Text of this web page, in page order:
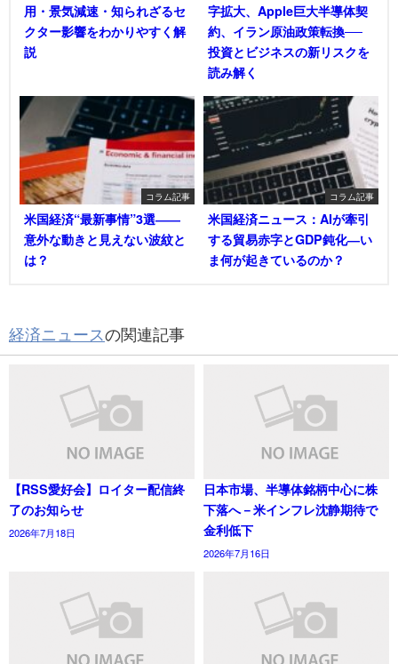
用・景気減速・知られざるセ
クター影響をわかりやすく解
説
字拡大、Apple巨大半導体契
約、イラン原油政策転換──
投資とビジネスの新リスクを
読み解く
コラム記事
米国経済“最新事情”3選――
意外な動きと見えない波紋と
は？
コラム記事
米国経済ニュース：AIが牽引
する貿易赤字とGDP鈍化―い
ま何が起きているのか？
経済ニュースの関連記事
【RSS愛好会】ロイター配信終
了のお知らせ
2026年7月18日
日本市場、半導体銘柄中心に株
下落へ－米インフレ沈静期待で
金利低下
2026年7月16日